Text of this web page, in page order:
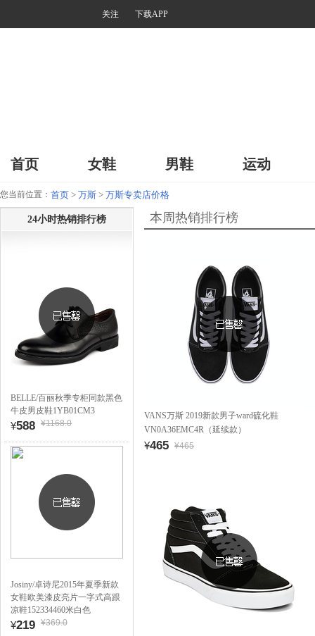
关注 下载APP
首页 女鞋 男鞋 运动
您当前位置： 首页 > 万斯 > 万斯专卖店价格
24小时热销排行榜
BELLE/百丽秋季专柜同款黑色
牛皮男皮鞋1YB01CM3
¥588 ¥1168.0
Josiny/卓诗尼2015年夏季新款
女鞋欧美漆皮亮片一字式高跟
凉鞋152334460米白色
¥219 ¥369.0
本周热销排行榜
VANS万斯 2019新款男子ward硫化鞋
VN0A36EMC4R（延续款）
¥465 ¥465